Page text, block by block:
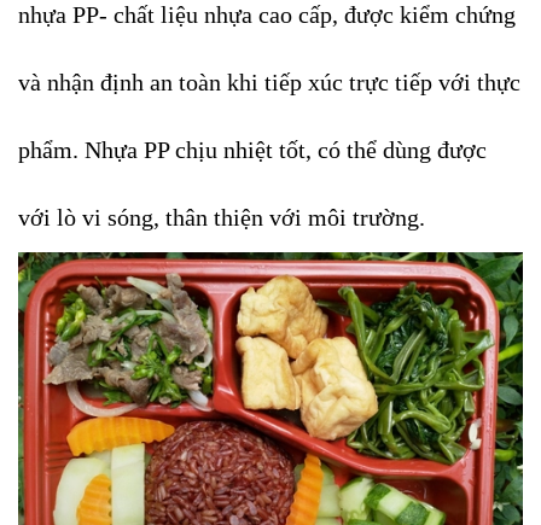
nhựa PP- chất liệu nhựa cao cấp, được kiểm chứng
và nhận định an toàn khi tiếp xúc trực tiếp với thực
phẩm. Nhựa PP chịu nhiệt tốt, có thể dùng được
với lò vi sóng, thân thiện với môi trường.